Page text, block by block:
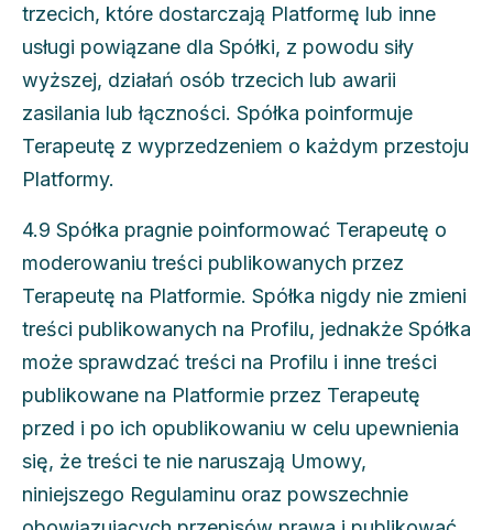
trzecich, które dostarczają Platformę lub inne
usługi powiązane dla Spółki, z powodu siły
wyższej, działań osób trzecich lub awarii
zasilania lub łączności. Spółka poinformuje
Terapeutę z wyprzedzeniem o każdym przestoju
Platformy.
4.9 Spółka pragnie poinformować Terapeutę o
moderowaniu treści publikowanych przez
Terapeutę na Platformie. Spółka nigdy nie zmieni
treści publikowanych na Profilu, jednakże Spółka
może sprawdzać treści na Profilu i inne treści
publikowane na Platformie przez Terapeutę
przed i po ich opublikowaniu w celu upewnienia
się, że treści te nie naruszają Umowy,
niniejszego Regulaminu oraz powszechnie